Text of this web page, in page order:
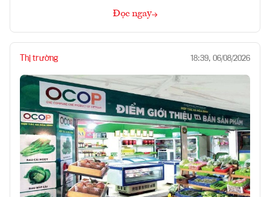
Đọc ngay
Thị trường 18:39, 06/08/2026